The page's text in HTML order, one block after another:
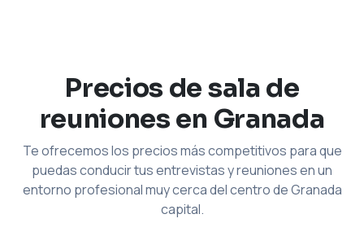
Precios de sala de
reuniones en Granada
Te ofrecemos los precios más competitivos para que
puedas conducir tus entrevistas y reuniones en un
entorno profesional muy cerca del centro de Granada
capital.